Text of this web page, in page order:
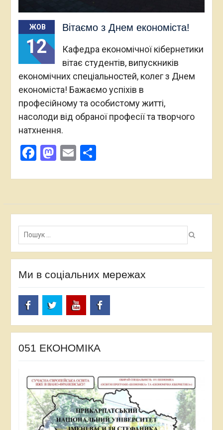
ЖОВ
12
Вітаємо з Днем економіста!
Кафедра економічної кібернетики
вітає студентів, випускників
економічних спеціальностей, колег з Днем
економіста! Бажаємо успіхів в
професійному та особистому житті,
насолоди від обраної професії та творчого
натхнення.
Facebook
Mastodon
EmailПоділитися
Пошук:
Ми в соціальних мережах
051 ЕКОНОМІКА